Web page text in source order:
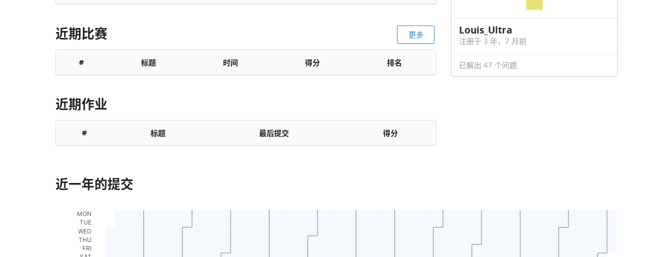
近期比赛 更多
# 标题 时间 得分 排名
近期作业
# 标题 最后提交 得分
Louis_Ultra
注册于 3 年，7 月前
已解出 47 个问题
近一年的提交